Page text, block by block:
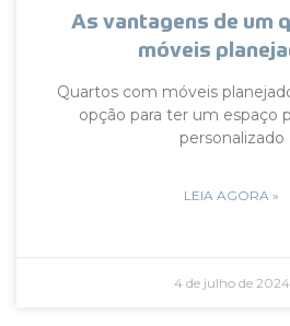
As vantagens de um
móveis
Quartos com móveis
opção para ter um espaço
personalizado
LEIA AGORA »
4 de julho de 2024